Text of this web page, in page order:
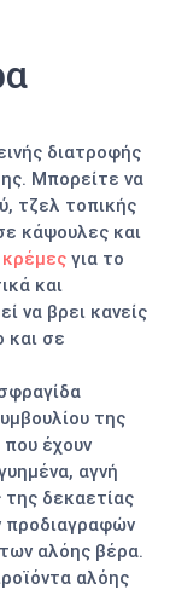
διατροφής
Μπορείτε να
τζελ τοπικής
κάψουλες και
κρέμες για το
και
να βρει κανείς
και σε
της
έχουν
αγνή
της δεκαετίας
προδιαγραφών
αλόης βέρα.
αλόης